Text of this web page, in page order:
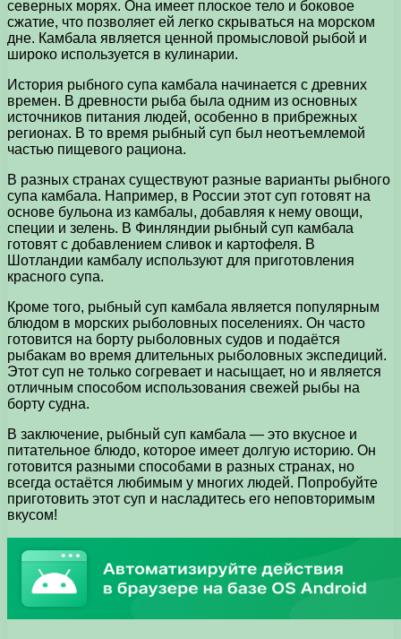
северных морях. Она имеет плоское тело и боковое
сжатие, что позволяет ей легко скрываться на морском
дне. Камбала является ценной промысловой рыбой и
широко используется в кулинарии.
История рыбного супа камбала начинается с древних
времен. В древности рыба была одним из основных
источников питания людей, особенно в прибрежных
регионах. В то время рыбный суп был неотъемлемой
частью пищевого рациона.
В разных странах существуют разные варианты рыбного
супа камбала. Например, в России этот суп готовят на
основе бульона из камбалы, добавляя к нему овощи,
специи и зелень. В Финляндии рыбный суп камбала
готовят с добавлением сливок и картофеля. В
Шотландии камбалу используют для приготовления
красного супа.
Кроме того, рыбный суп камбала является популярным
блюдом в морских рыболовных поселениях. Он часто
готовится на борту рыболовных судов и подаётся
рыбакам во время длительных рыболовных экспедиций.
Этот суп не только согревает и насыщает, но и является
отличным способом использования свежей рыбы на
борту судна.
В заключение, рыбный суп камбала — это вкусное и
питательное блюдо, которое имеет долгую историю. Он
готовится разными способами в разных странах, но
всегда остаётся любимым у многих людей. Попробуйте
приготовить этот суп и насладитесь его неповторимым
вкусом!